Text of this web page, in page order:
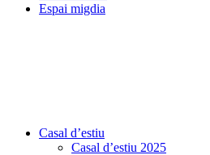
Espai migdia
Casal d’estiu
Casal d’estiu 2025